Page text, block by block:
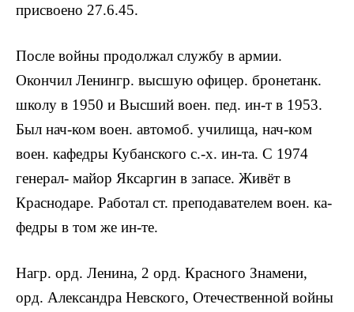
присвое­но 27.6.45.
После войны продолжал службу в ар­мии.
Окончил Ленингр. высшую офицер. бронетанк.
школу в 1950 и Высший во­ен. пед. ин-т в 1953.
Был нач-ком воен. автомоб. училища, нач-ком
воен. кафед­ры Кубанского с.-х. ин-та. С 1974
генерал- майор Яксаргин в запасе. Живёт в
Краснода­ре. Работал ст. преподавателем воен. ка­
федры в том же ин-те.
Нагр. орд. Лени­на, 2 орд. Красного Знамени,
орд. Алек­сандра Невского, Отечественной войны